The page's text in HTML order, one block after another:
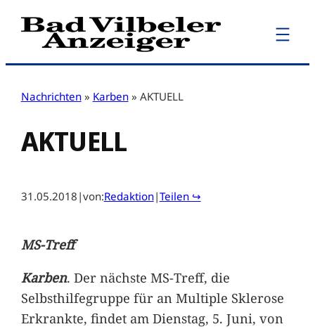
Zum
Inhalt
Nachrichten » Karben » AKTUELL
AKTUELL
31.05.2018 |von:Redaktion|Teilen ↪
MS-Treff
Karben. Der nächste MS-Treff, die
Selbsthilfegruppe für an Multiple Sklerose
Erkrankte, findet am Dienstag, 5. Juni, von